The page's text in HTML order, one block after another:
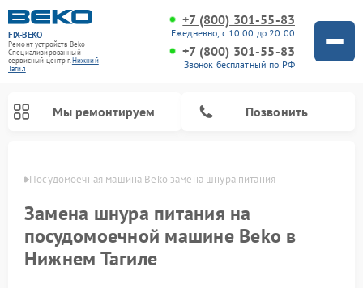
FIX-BEKO
Ремонт устройств Beko
Специализированный
cервисный центр г.Нижний
Тагил
+7 (800) 301-55-83
Ежедневно, с 10:00 до 20:00
+7 (800) 301-55-83
Звонок бесплатный по РФ
Мы ремонтируем Позвонить
Посудомоечная машина Beko замена шнура питания
Замена шнура питания на
посудомоечной машине Beko в
Нижнем Тагиле